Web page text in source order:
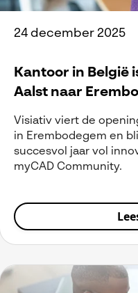
24 december 2025
Kantoor in België
Aalst naar
Visiativ viert de
in Erembodegem en
succesvol jaar vol
myCAD Community.